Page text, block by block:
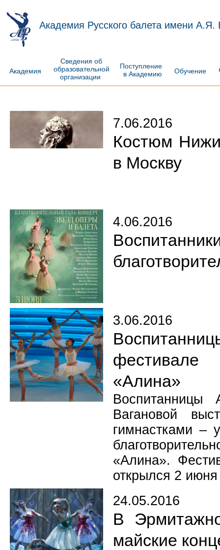
Академия Русского балета имени А.Я.
Академия
Сведения об
образовательной
организации
Поступление
в Академию
Обучение
7.06.2016
Костюм
в Москву
4.06.2016
3.06.2016
фестивале
«Алина»
Вагановой
гимнастками –
«Алина».
открылся 2
24.05.2016
В
майские